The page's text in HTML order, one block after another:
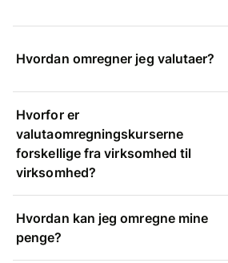
Hvordan omregner jeg valutaer?
Hvorfor er
valutaomregningskurserne
forskellige fra virksomhed til
virksomhed?
Hvordan kan jeg omregne mine
penge?